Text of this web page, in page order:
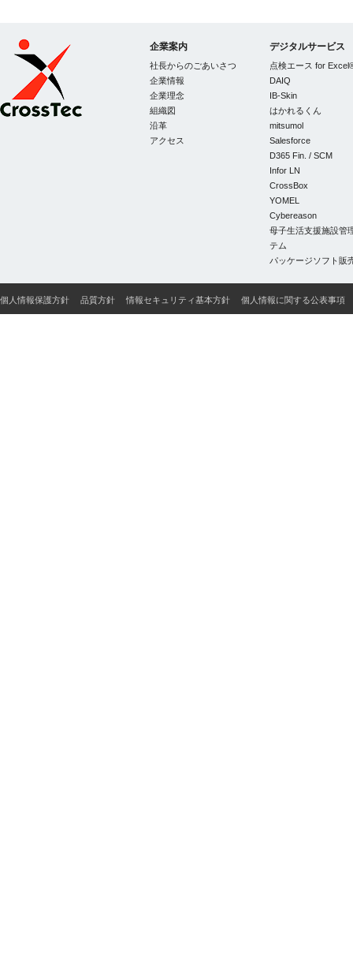
企業案内
社長からのごあいさつ
企業情報
企業理念
組織図
沿革
アクセス
デジタルサービス
点検エース for
DAIQ
IB-Skin
はかれるくん
mitsumol
Salesforce
D365 Fin. / SCM
Infor LN
CrossBox
YOMEL
Cybereason
母子生活支援施設管
テム
パッケージソフト販
個人情報保護方針 品質方針 情報セキュリティ基本方針 個人情報に関する公表事項